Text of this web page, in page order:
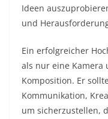
Ideen
und
Ein erfolgreicher
als nur eine Kamera
Komposition. Er
Kommunikation,
um sicherzustellen,